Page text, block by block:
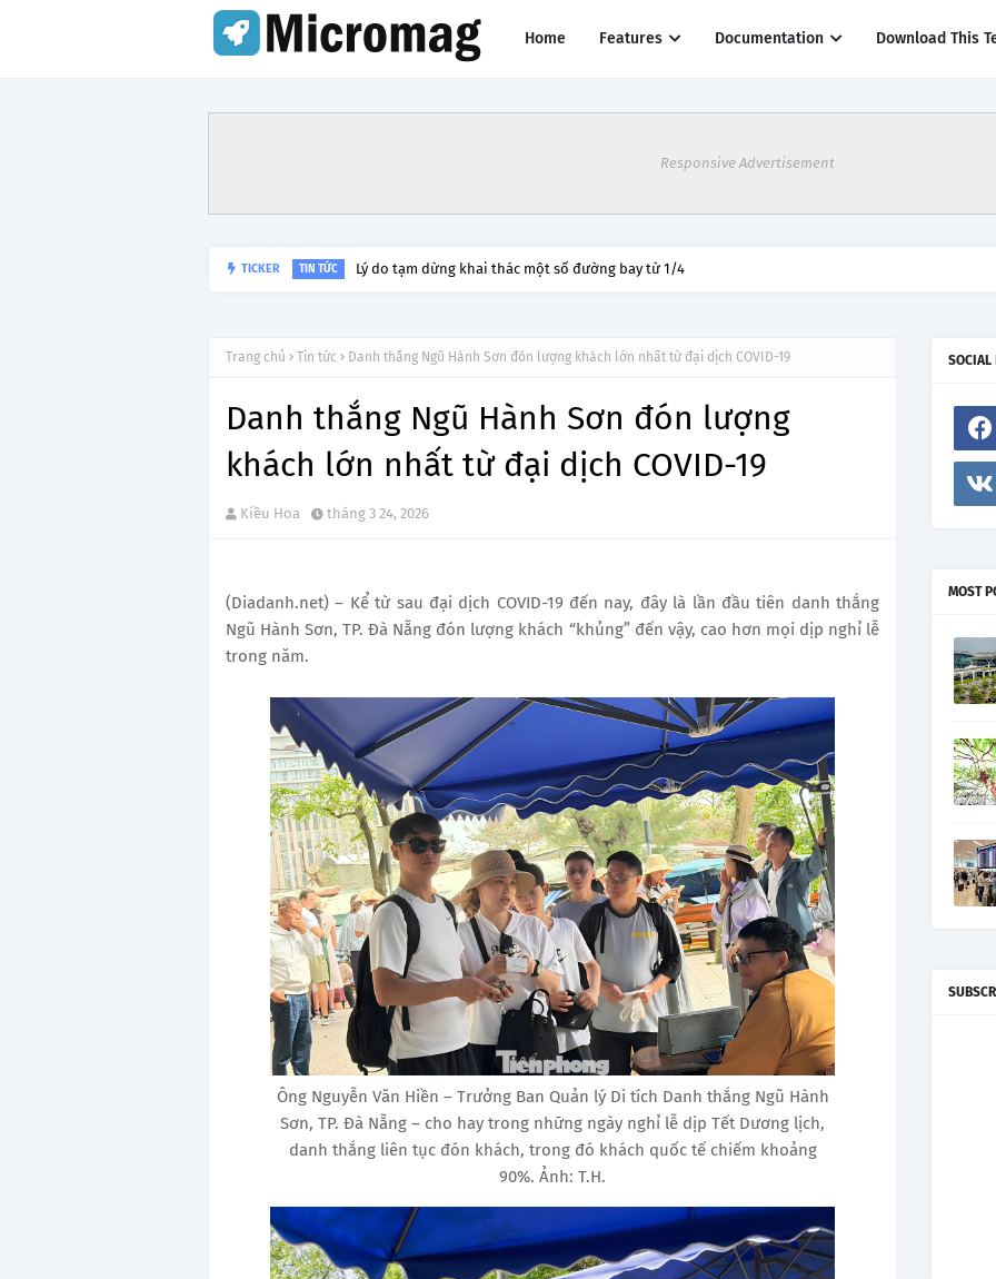
Home Features Documentation Download This
Responsive Advertisement
TICKER TIN TỨC Lý do tạm dừng khai thác một số đường bay từ 1/4
Trang chủ Tin tức Danh thắng Ngũ Hành Sơn đón lượng khách lớn nhất từ đại dịch COVID-19
Danh thắng Ngũ Hành Sơn đón lượng
khách lớn nhất từ đại dịch COVID-19
Kiều Hoa tháng 3 24, 2026
(Diadanh.net) – Kể từ sau đại dịch COVID-19 đến nay, đây là lần đầu tiên danh thắng
Ngũ Hành Sơn, TP. Đà Nẵng đón lượng khách “khủng” đến vậy, cao hơn mọi dịp nghỉ lễ
trong năm.
Ông Nguyễn Văn Hiền – Trưởng Ban Quản lý Di tích Danh thắng Ngũ Hành
Sơn , TP. Đà Nẵng – cho hay trong những ngày nghỉ lễ dịp Tết Dương lịch,
danh thắng liên tục đón khách, trong đó khách quốc tế chiếm khoảng
90%. Ảnh: T.H.
SOCIAL
MOST